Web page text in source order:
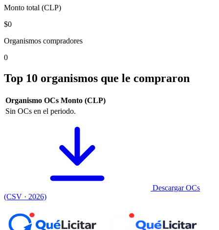
Monto total (CLP)
$0
Organismos compradores
0
Top 10 organismos que le compraron
Organismo OCs Monto (CLP)
Sin OCs en el periodo.
Descargar OCs
(CSV · 2026)